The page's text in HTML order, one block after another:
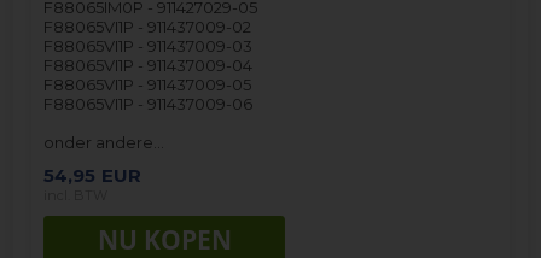
F88065IM0P - 911427029-05
F88065VI1P - 911437009-02
F88065VI1P - 911437009-03
F88065VI1P - 911437009-04
F88065VI1P - 911437009-05
F88065VI1P - 911437009-06
onder andere…
54,95 EUR